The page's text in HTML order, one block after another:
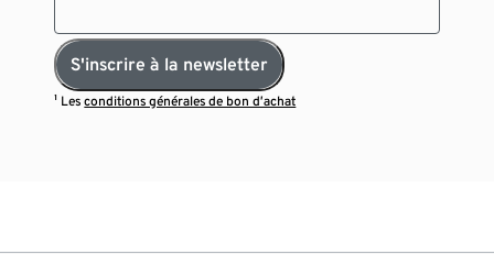
S'inscrire à la newsletter
¹ Lesconditions générales de bon d’achat